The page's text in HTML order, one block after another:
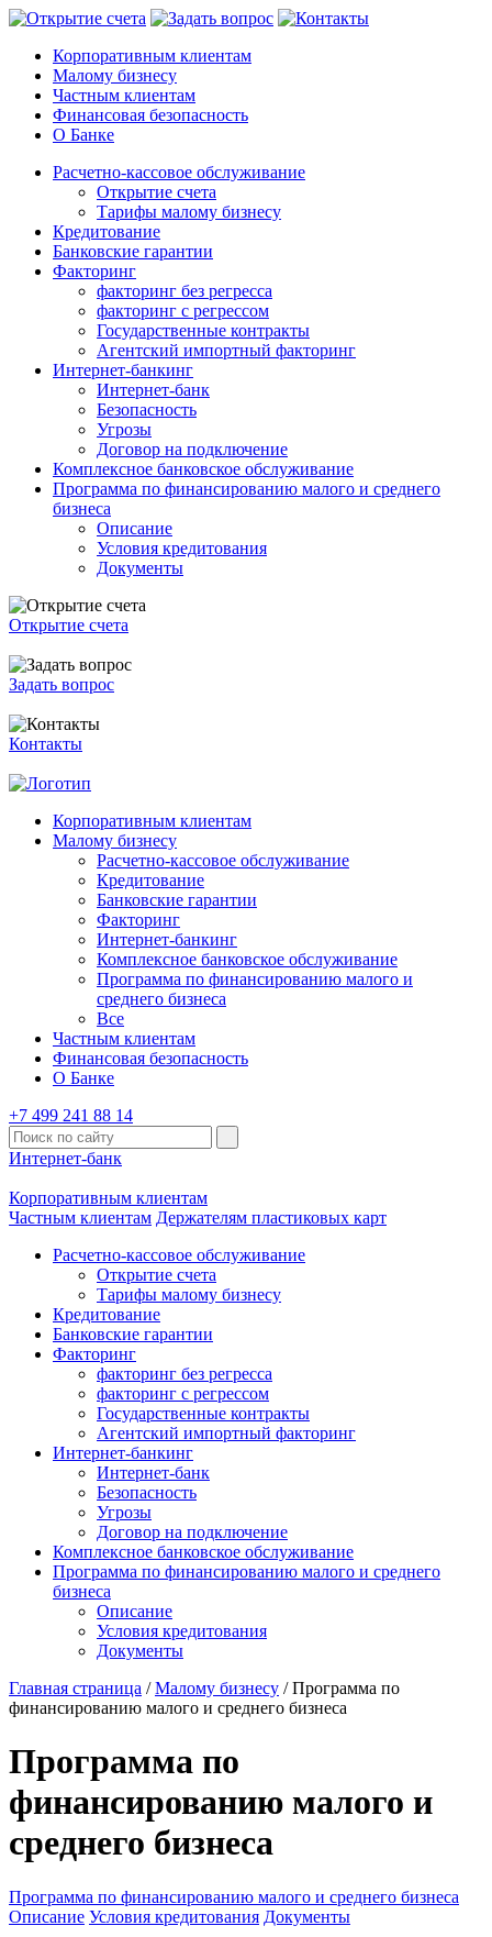
Корпоративным клиентам
Малому бизнесу
Частным клиентам
Финансовая безопасность
О Банке
Расчетно-кассовое обслуживание
Открытие счета
Тарифы малому бизнесу
Кредитование
Банковские гарантии
Факторинг
факторинг без регресса
факторинг с регрессом
Государственные контракты
Агентский импортный факторинг
Интернет-банкинг
Интернет-банк
Безопасность
Угрозы
Договор на подключение
Комплексное банковское обслуживание
Программа по финансированию малого и среднего
бизнеса
Описание
Условия кредитования
Документы
Открытие счета
Задать вопрос
Контакты
Корпоративным клиентам
Малому бизнесу
Расчетно-кассовое обслуживание
Кредитование
Банковские гарантии
Факторинг
Интернет-банкинг
Комплексное банковское обслуживание
Программа по финансированию малого и
среднего бизнеса
Все
Частным клиентам
Финансовая безопасность
О Банке
+7 499 241 88 14
Интернет-банк
Корпоративным клиентам
Частным клиентам Держателям пластиковых карт
Расчетно-кассовое обслуживание
Открытие счета
Тарифы малому бизнесу
Кредитование
Банковские гарантии
Факторинг
факторинг без регресса
факторинг с регрессом
Государственные контракты
Агентский импортный факторинг
Интернет-банкинг
Интернет-банк
Безопасность
Угрозы
Договор на подключение
Комплексное банковское обслуживание
Программа по финансированию малого и среднего
бизнеса
Описание
Условия кредитования
Документы
Главная страница /Малому бизнесу /Программа по
финансированию малого и среднего бизнеса
Программа по
финансированию малого и
среднего бизнеса
Программа по финансированию малого и среднего бизнеса
Описание Условия кредитования Документы